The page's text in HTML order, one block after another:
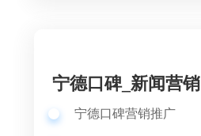
宁德口碑_新闻营销
宁德口碑营销推广